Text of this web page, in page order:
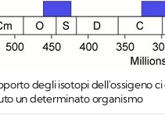
degli isotopi dell'ossigeno
un determinato organismo